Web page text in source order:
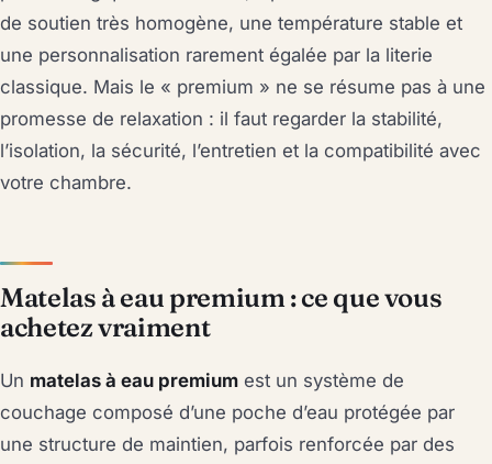
de soutien très homogène, une température stable et
une personnalisation rarement égalée par la literie
classique. Mais le « premium » ne se résume pas à une
promesse de relaxation : il faut regarder la stabilité,
l’isolation, la sécurité, l’entretien et la compatibilité avec
votre chambre.
Matelas à eau premium : ce que vous
achetez vraiment
Un matelas à eau premium est un système de
couchage composé d’une poche d’eau protégée par
une structure de maintien, parfois renforcée par des